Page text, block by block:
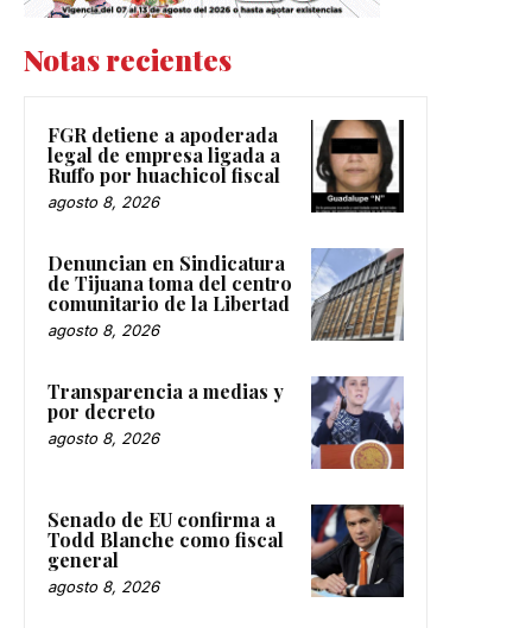
Notas recientes
FGR detiene a apoderada
legal de empresa ligada a
Ruffo por huachicol fiscal
agosto 8, 2026
Denuncian en Sindicatura
de Tijuana toma del centro
comunitario de la Libertad
agosto 8, 2026
Transparencia a medias y
por decreto
agosto 8, 2026
Senado de EU confirma a
Todd Blanche como fiscal
general
agosto 8, 2026